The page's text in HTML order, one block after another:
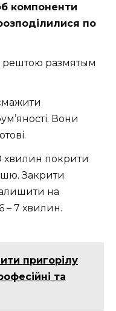
компоненти
по
рештою размятым
Вони
хвилин покрити
Закрити
на
– 7 хвилин.
пригорілу
та